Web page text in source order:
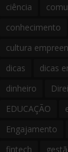
ciência
conhecimento
cultura
dicas
dicas
dinheiro
EDUCAÇÃO
Engajamento
fintech